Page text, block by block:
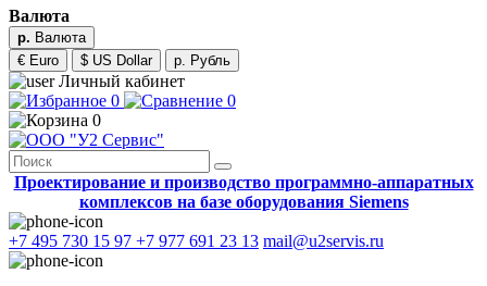
Валюта
р. Валюта
€ Euro
$ US Dollar р. Рубль
Личный кабинет
0
0
0
Проектирование и производство программно-аппаратных
комплексов на базе оборудования Siemens
+7 495 730 15 97 +7 977 691 23 13 mail@u2servis.ru